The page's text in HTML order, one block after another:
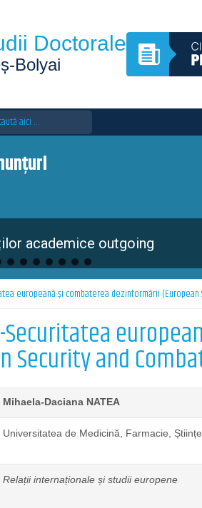
Doctorale
Bolyai
academice outgoing
europeană și combaterea dezinformării
Securitatea
Security and
Mihaela-Daciana NATEA
Universitatea de Medicină, Farmacie,
Relații internaționale și studii europene